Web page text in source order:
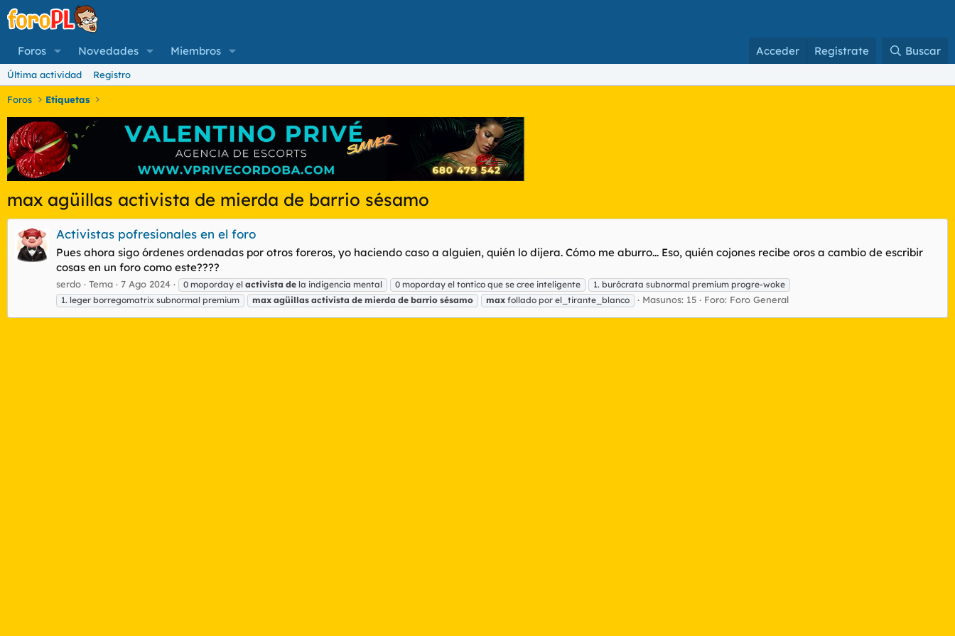
Foros Novedades Miembros Acceder Regístrate Buscar
Última actividad Registro
Foros Etiquetas
max agüillas activista de mierda de barrio sésamo
Activistas pofresionales en el foro
Pues ahora sigo órdenes ordenadas por otros foreros, yo haciendo caso a alguien, quién lo dijera. Cómo me aburro... Eso, quién cojones recibe oros a cambio de escribir
cosas en un foro como este????
serdo Tema 7 Ago 2024 0 moporday el activista de la indigencia mental 0 moporday el tontico que se cree inteligente
1. burócrata subnormal premium progre-woke
1. leger borregomatrix subnormal premium
max agüillas activista de mierda de barrio sésamo max follado por el_tirante_blanco Masunos: 15 Foro: Foro General